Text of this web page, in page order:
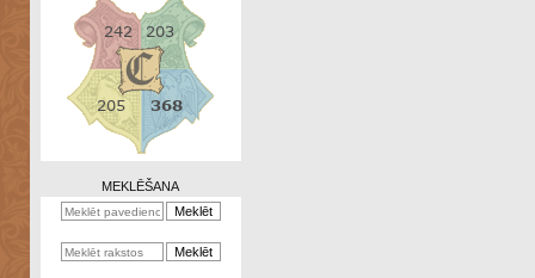
Zināšanu
MEKLĒŠANA